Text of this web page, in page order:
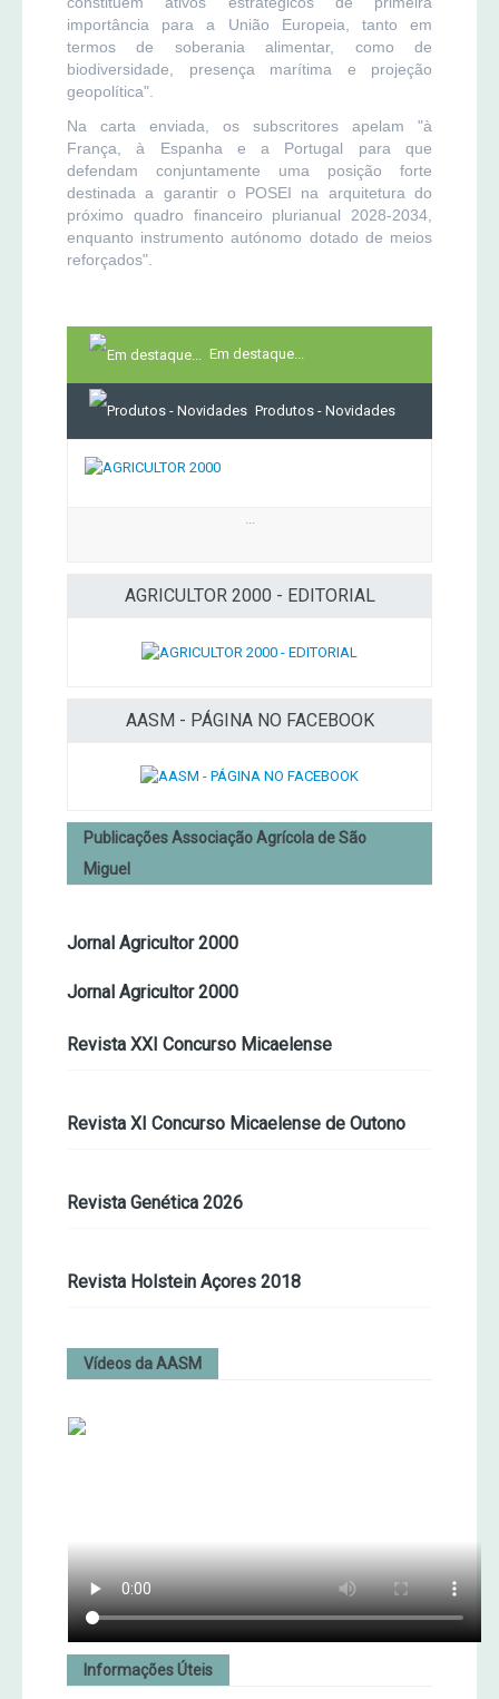
importância para a União Europeia, tanto em
termos de soberania alimentar, como de
biodiversidade, presença marítima e projeção
geopolítica".
Na carta enviada, os subscritores apelam "à
França, à Espanha e a Portugal para que
defendam conjuntamente uma posição forte
destinada a garantir o POSEI na arquitetura do
próximo quadro financeiro plurianual 2028-2034,
enquanto instrumento autónomo dotado de meios
reforçados".
Em destaque...
Produtos - Novidades
...
AGRICULTOR 2000 - EDITORIAL
AASM - PÁGINA NO FACEBOOK
Publicações Associação Agrícola de São
Miguel
Jornal Agricultor 2000
Jornal Agricultor 2000
Revista XXI Concurso Micaelense
Revista XI Concurso Micaelense de Outono
Revista Genética 2026
Revista Holstein Açores 2018
Vídeos da AASM
Informações Úteis